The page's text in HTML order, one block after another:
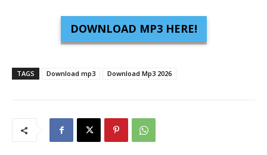
DOWNLOAD MP3 HERE!
TAGS Download mp3 Download Mp3 2026